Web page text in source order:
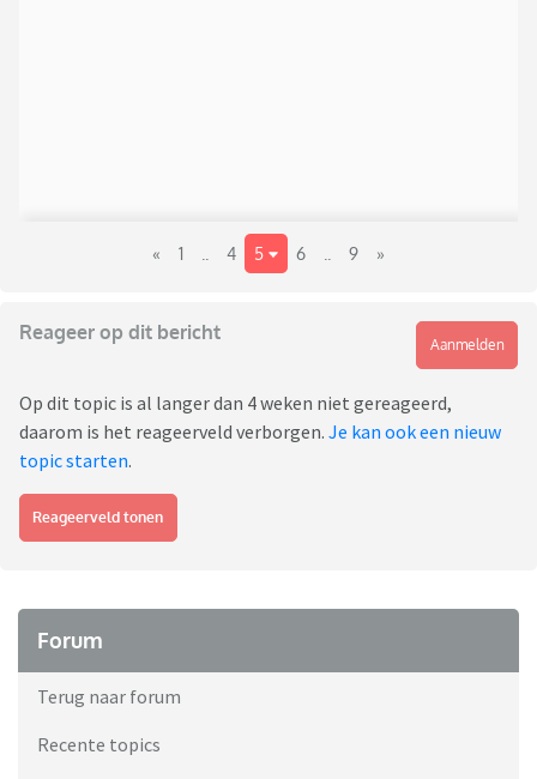
« 1 4 5 6 9 »
Reageer op dit bericht
Aanmelden
Op dit topic is al langer dan 4 weken niet gereageerd,
daarom is het reageerveld verborgen. Je kan ook een nieuw
topic starten.
Reageerveld tonen
Forum
Terug naar forum
Recente topics